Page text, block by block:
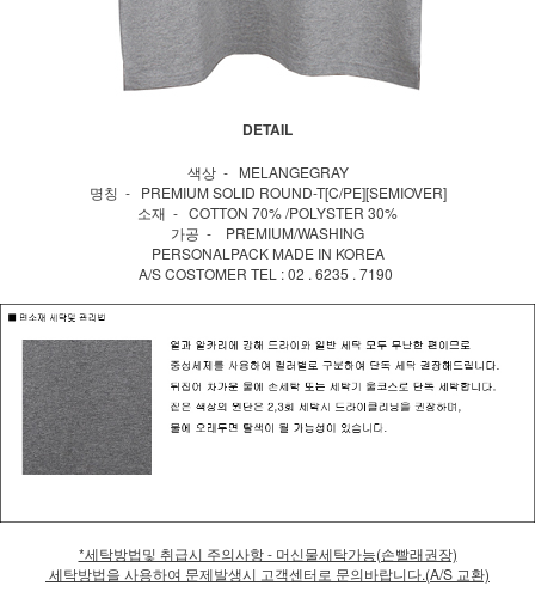
DETAIL
색상 - MELANGEGRAY
명칭 - PREMIUM SOLID ROUND-T[C/PE][SEMIOVER]
소재 - COTTON 70% /POLYSTER 30%
가공 - PREMIUM/WASHING
PERSONALPACK MADE IN KOREA
A/S COSTOMER TEL : 02 . 6235 . 7190
*세탁방법및 취급시 주의사항 - 머신물세탁가능(손빨래권장)
세탁방법을 사용하여 문제발생시 고객센터로 문의바랍니다.(A/S 교환)